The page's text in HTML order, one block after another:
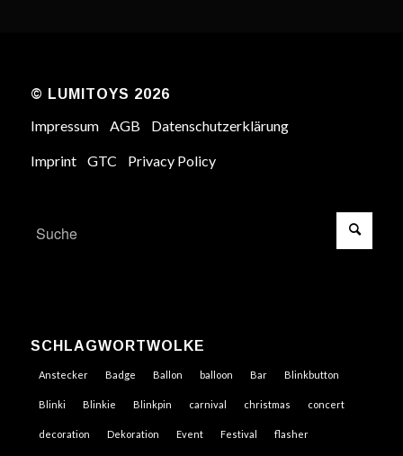
© LUMITOYS 2026
Impressum AGB Datenschutzerklärung
Imprint GTC Privacy Policy
SCHLAGWORTWOLKE
Anstecker Badge Ballon balloon Bar Blinkbutton
Blinki Blinkie Blinkpin carnival christmas concert
decoration Dekoration Event Festival flasher